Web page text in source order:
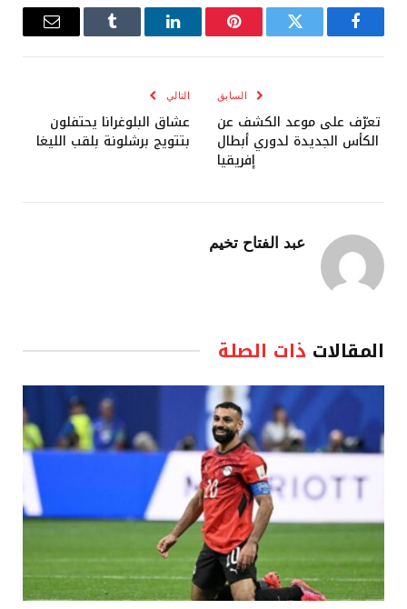
فيسبوك تويتر بينتيريستلينكدإن Tumblr
البريد
السابق
تعرّف على موعد الكشف عن
الكأس الجديدة لدوري أبطال
إفريقيا
التالي
عشاق البلوغرانا يحتفلون
بتتويج برشلونة بلقب الليغا
عبد الفتاح تخيم
المقالات ذات الصلة